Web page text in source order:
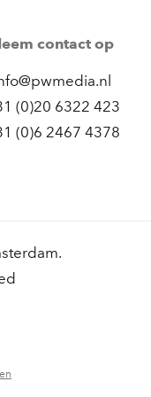
contact op
(0)20 6322 423
(0)6 2467 4378